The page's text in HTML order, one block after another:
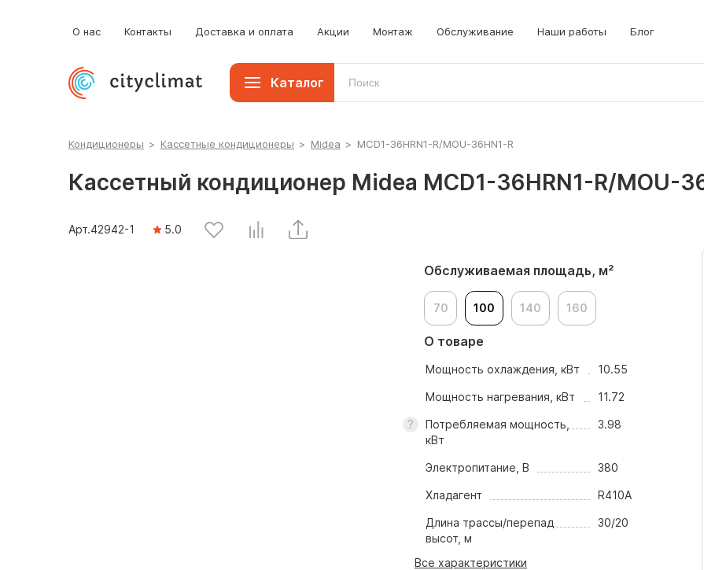
О нас Контакты Доставка и оплата Акции Монтаж Обслуживание Наши работы Блог
Каталог
Кондиционеры > Кассетные кондиционеры > Midea > MCD1-36HRN1-R/MOU-36HN1-R
Кассетный кондиционер Midea MCD1-36HRN1-R/MOU-
Арт.42942-1 5.0
Обслуживаемая площадь, м²
70 100 140 160
О товаре
Мощность охлаждения, кВт 10.55
Мощность нагревания, кВт 11.72
Потребляемая мощность,
кВт
3.98
Электропитание, В 380
Хладагент R410A
Длина трассы/перепад
высот, м
30/20
Все характеристики